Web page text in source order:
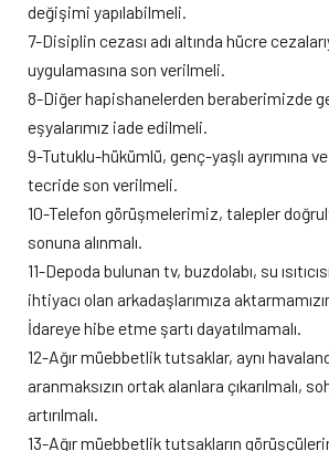
değişimi yapılabilmeli.
7-Disiplin cezası adı altında hücre
uygulamasına son verilmeli.
8-Diğer hapishanelerden beraberimizde
eşyalarımız iade edilmeli.
9-Tutuklu-hükümlü, genç-yaşlı ayrımına
tecride son verilmeli.
10-Telefon görüşmelerimiz, talepler
sonuna alınmalı.
11-Depoda bulunan tv, buzdolabı, su
ihtiyacı olan arkadaşlarımıza
İdareye hibe etme şartı dayatılmamalı.
12-Ağır müebbetlik tutsaklar, aynı
aranmaksızın ortak alanlara çıkarılmalı,
artırılmalı.
13-Ağır müebbetlik tutsakların